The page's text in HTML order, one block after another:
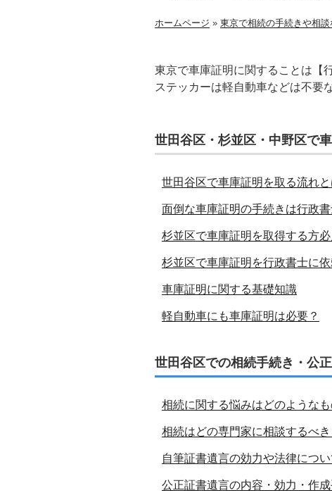
ホームページ » 東京で相続の手続きや相
東京で車庫証明に関することは【
ステッカーは軽自動車などは不要
世田谷区・杉並区・中野区で
世田谷区で車庫証明を取る流れ
面倒な車庫証明の手続きは行政
杉並区で車庫証明を取得する方
杉並区で車庫証明を行政書士に
車庫証明に関する基礎知識
軽自動車にも車庫証明は必要？
世田谷区での相続手続き・公
相続に関する悩みはどのようなも
相続はどの専門家に相談するべき
自筆証書遺言の効力や法律につ
公正証書遺言の内容・効力・作成